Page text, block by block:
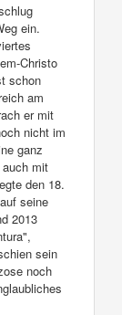
ein.
Christo
schon
am
er mit
nicht im
ganz
mit
den 18.
seine
2013
sein
noch